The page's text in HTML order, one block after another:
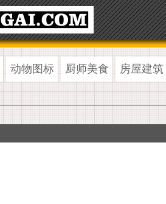
动物图标 厨师美食 房屋建筑